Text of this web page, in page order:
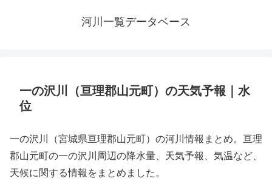
河川一覧データベース
一の沢川（亘理郡山元町）の天気予報｜水
位
一の沢川（宮城県亘理郡山元町）の河川情報まとめ。亘理
郡山元町の一の沢川周辺の降水量、天気予報、気温など、
天候に関する情報をまとめました。